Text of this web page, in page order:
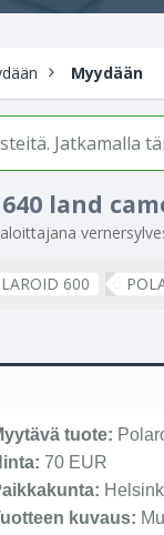
Myydään
Jatkamalla
land
600
tuote:
70 EUR
kuvaus: